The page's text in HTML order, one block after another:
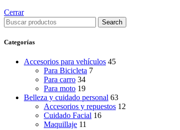
Cerrar
Search
Categorías
Accesorios para vehículos 45
Para Bicicleta 7
Para carro 34
Para moto 19
Belleza y cuidado personal 63
Accesorios y repuestos 12
Cuidado Facial 16
Maquillaje 11